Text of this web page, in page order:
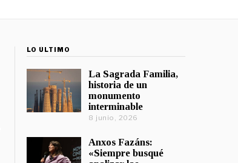
LO ÚLTIMO
La Sagrada Familia,
historia de un
monumento
interminable
8 junio, 2026
Anxos Fazáns:
«Siempre busqué